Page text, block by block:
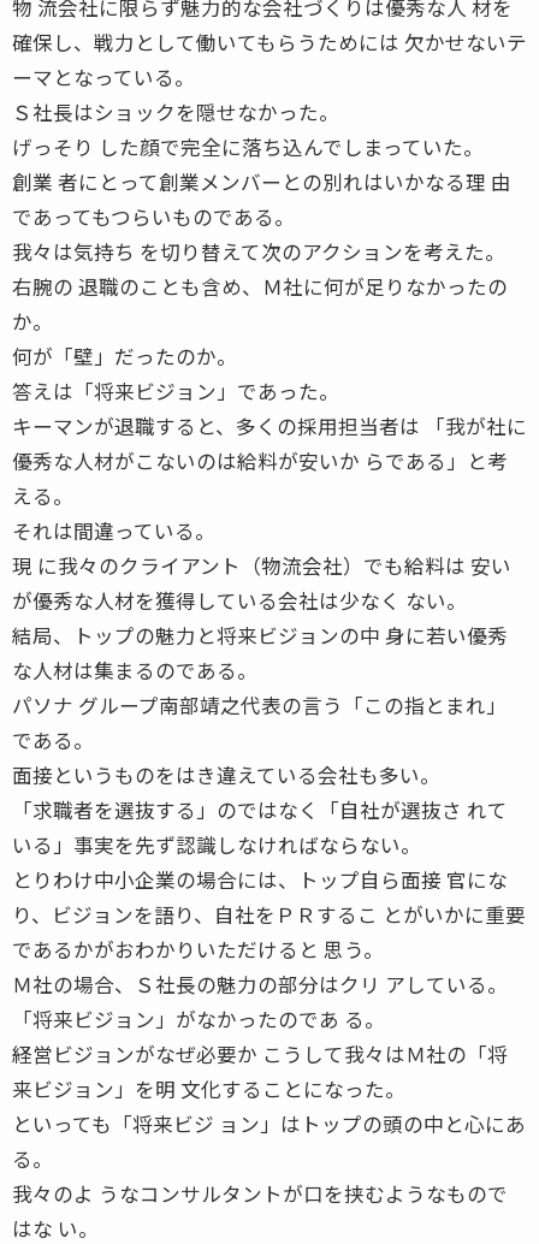
物 流会社に限らず魅力的な会社づくりは優秀な人 材を
確保し、戦力として働いてもらうためには 欠かせないテ
ーマとなっている。
Ｓ社長はショックを隠せなかった。
げっそり した顔で完全に落ち込んでしまっていた。
創業 者にとって創業メンバーとの別れはいかなる理 由
であってもつらいものである。
我々は気持ち を切り替えて次のアクションを考えた。
右腕の 退職のことも含め、Ｍ社に何が足りなかったの
か。
何が「壁」だったのか。
答えは「将来ビジョン」であった。
キーマンが退職すると、多くの採用担当者は 「我が社に
優秀な人材がこないのは給料が安いか らである」と考
える。
それは間違っている。
現 に我々のクライアント（物流会社）でも給料は 安い
が優秀な人材を獲得している会社は少なく ない。
結局、トップの魅力と将来ビジョンの中 身に若い優秀
な人材は集まるのである。
パソナ グループ南部靖之代表の言う「この指とまれ」
である。
面接というものをはき違えている会社も多い。
「求職者を選抜する」のではなく「自社が選抜さ れて
いる」事実を先ず認識しなければならない。
とりわけ中小企業の場合には、トップ自ら面接 官にな
り、ビジョンを語り、自社をＰＲするこ とがいかに重要
であるかがおわかりいただけると 思う。
Ｍ社の場合、Ｓ社長の魅力の部分はクリ アしている。
「将来ビジョン」がなかったのであ る。
経営ビジョンがなぜ必要か こうして我々はＭ社の「将
来ビジョン」を明 文化することになった。
といっても「将来ビジ ョン」はトップの頭の中と心にあ
る。
我々のよ うなコンサルタントが口を挟むようなもので
はな い。